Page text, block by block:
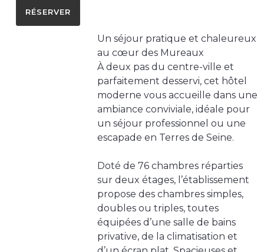
RÉSERVER
Un séjour pratique et chaleureux
au cœur des Mureaux
À deux pas du centre-ville et
parfaitement desservi, cet hôtel
moderne vous accueille dans une
ambiance conviviale, idéale pour
un séjour professionnel ou une
escapade en Terres de Seine.
Doté de 76 chambres réparties
sur deux étages, l’établissement
propose des chambres simples,
doubles ou triples, toutes
équipées d’une salle de bains
privative, de la climatisation et